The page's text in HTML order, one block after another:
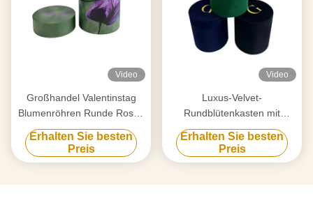
Video
Großhandel Valentinstag
Blumenröhren Runde Rosen
Zylinderboxen
Massenanpassung Schnelle
Produktion Festdesign für
Erhalten Sie besten
Preis
Video
Luxus-Velvet-
Rundblütenkasten mit
Premium-Velvet-Gewebe
und Goldfolie
Erhalten Sie besten
Preis